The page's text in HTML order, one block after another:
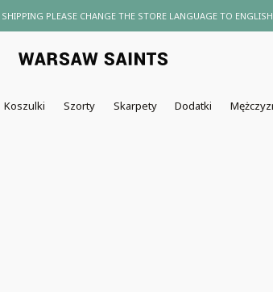
PLEASE CHANGE THE STORE LANGUAGE TO ENGLISH.
Koszulki Szorty Skarpety Dodatki